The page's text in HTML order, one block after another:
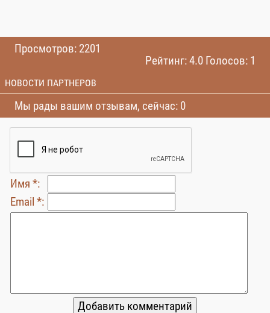
Просмотров: 2201
Рейтинг: 4.0 Голосов: 1
НОВОСТИ ПАРТНЕРОВ
Мы рады вашим отзывам, сейчас: 0
Имя *:
Email *: